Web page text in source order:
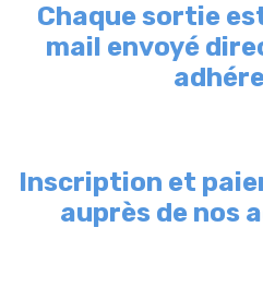
Chaque sortie
mail envoyé
Inscription et
auprès de nos